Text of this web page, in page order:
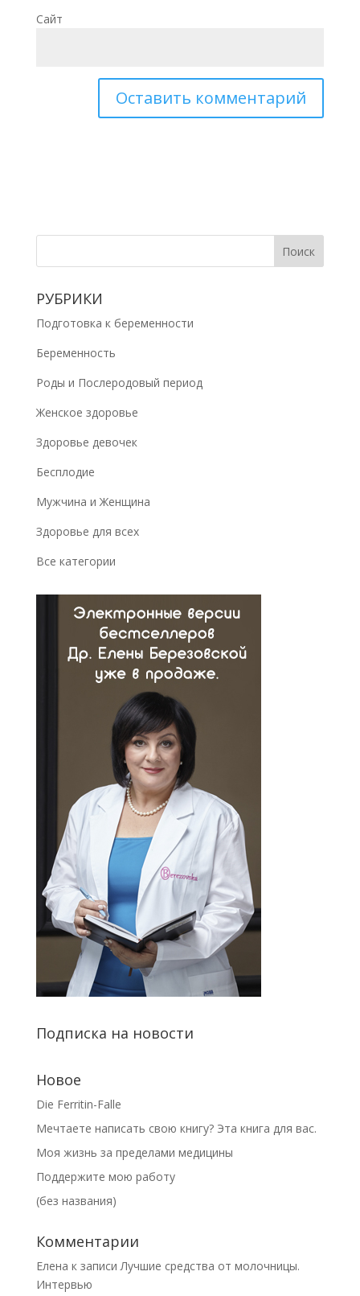
Сайт
РУБРИКИ
Подготовка к беременности
Беременность
Роды и Послеродовый период
Женское здоровье
Здоровье девочек
Бесплодие
Мужчина и Женщина
Здоровье для всех
Все категории
Подписка на новости
Новое
Die Ferritin-Falle
Мечтаете написать свою книгу? Эта книга для вас.
Моя жизнь за пределами медицины
Поддержите мою работу
(без названия)
Комментарии
Елена к записиЛучшие средства от молочницы.
Интервью